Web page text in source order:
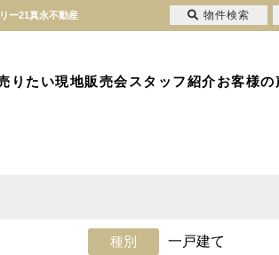
ー21真永不動産
りたい現地販売会スタッフ紹介お客様の
一戸建て
物件検索